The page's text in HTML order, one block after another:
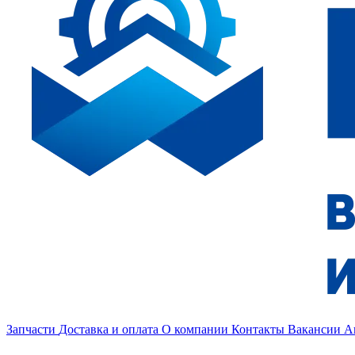
Запчасти Доставка и оплата О компании Контакты Вакансии